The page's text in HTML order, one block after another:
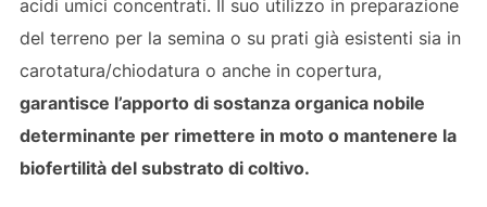
acidi umici concentrati. Il suo utilizzo in preparazione
del terreno per la semina o su prati già esistenti sia in
carotatura/chiodatura o anche in copertura,
garantisce l’apporto di sostanza organica nobile
determinante per rimettere in moto o mantenere la
biofertilità del substrato di coltivo.